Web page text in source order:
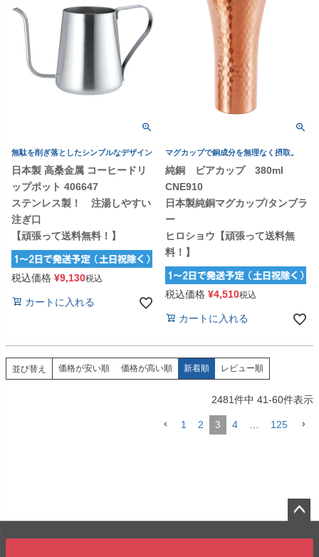
無駄を削ぎ落としたシンプルなデザイン
日本製 高桑金属 コーヒードリ
ップポット 406647
ステンレス製！ 注湯しやすい
注ぎ口
【頑張って送料無料！】
税込価格 ¥9,130税込
カートに入れる
マグカップで銅成分を無理なく摂取。
純銅 ビアカップ 380ml
CNE910
日本製純銅マグカップ/タンブラ
ー
ヒロショウ【頑張って送料無
料！】
税込価格 ¥4,510税込
カートに入れる
並び替え 価格が安い順 価格が高い順 新着順 レビュー順
2481件中 41-60件表示
1 2 3 4 125